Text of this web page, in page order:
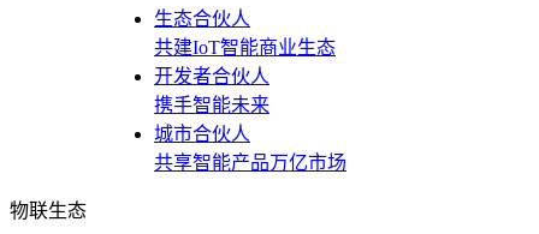
生态合伙人
共建IoT智能商业生态
开发者合伙人
携手智能未来
城市合伙人
共享智能产品万亿市场
物联生态